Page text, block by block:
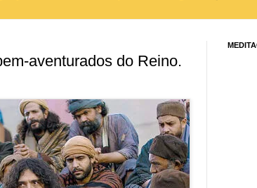
aventurados do Reino.